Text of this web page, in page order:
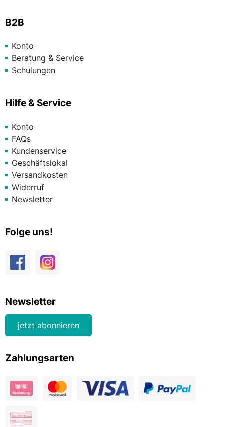
B2B
Konto
Beratung & Service
Schulungen
Hilfe & Service
Konto
FAQs
Kundenservice
Geschäftslokal
Versandkosten
Widerruf
Newsletter
Folge uns!
Newsletter
jetzt abonnieren
Zahlungsarten